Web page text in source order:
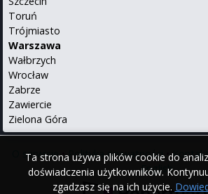
Ta strona używa plików cookie do
doświadczenia użytkowników.
zgadzasz się na ich użycie.
Toruń
Trójmiasto
Warszawa
Wałbrzych
Wrocław
Zabrze
Zawiercie
Zielona Góra
O serwisie•Polityka prywatności•
English